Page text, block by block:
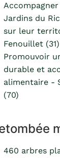
Jardins du
sur leur
Fenouillet (31)
Promouvoir
durable et
alimentaire -
(70)
460 arbres